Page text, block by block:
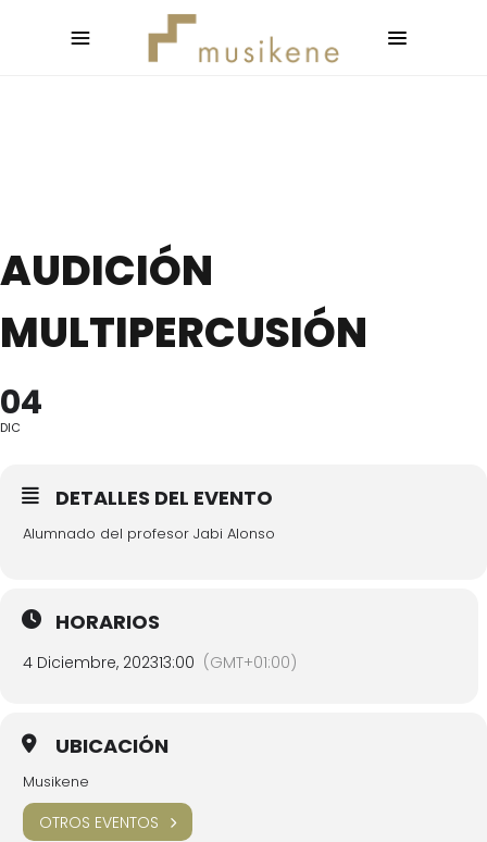
AUDICIÓN
MULTIPERCUSIÓN
04
DIC
DETALLES DEL EVENTO
Alumnado del profesor Jabi Alonso
HORARIOS
4 Diciembre, 202313:00 (GMT+01:00)
UBICACIÓN
Musikene
OTROS EVENTOS